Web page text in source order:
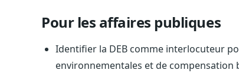
Pour les affaires publiques
Identifier la DEB comme interlocuteur
environnementales et de compensation